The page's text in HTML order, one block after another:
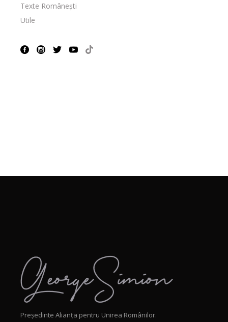
Texte Românești
Utile
Președinte Alianța pentru Unirea Românilor.